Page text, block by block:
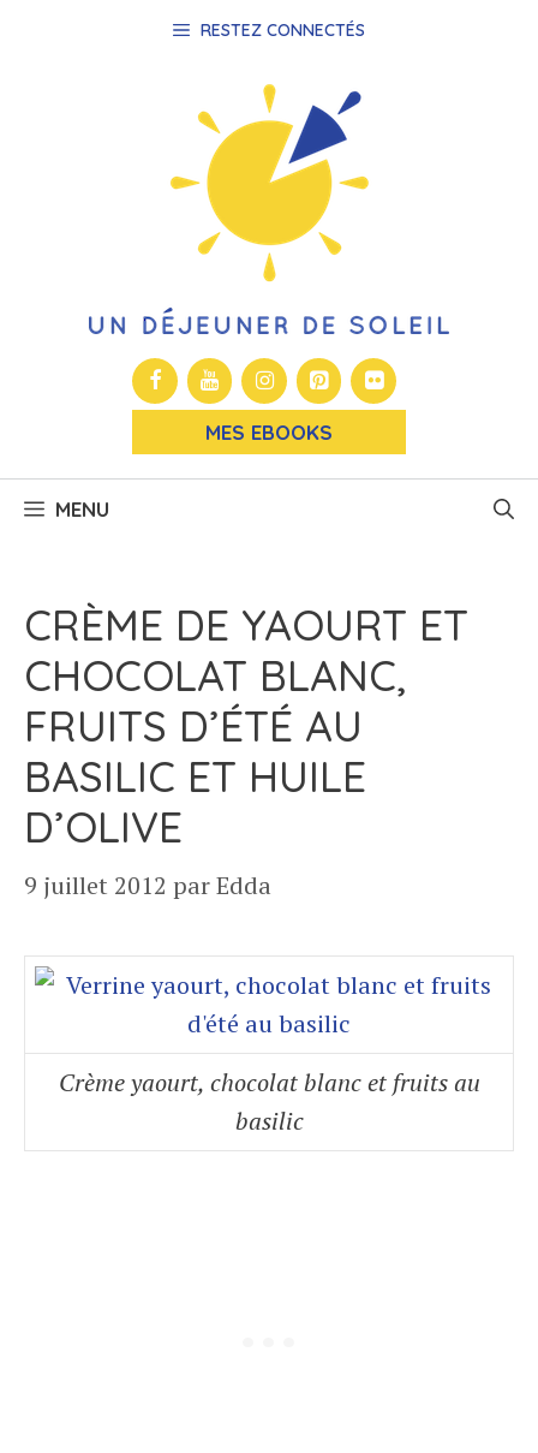
RESTEZ CONNECTÉS
MES EBOOKS
MENU
CRÈME DE YAOURT ET
CHOCOLAT BLANC,
FRUITS D’ÉTÉ AU
BASILIC ET HUILE
D’OLIVE
9 juillet 2012 parEdda
Crème yaourt, chocolat blanc et fruits au
basilic